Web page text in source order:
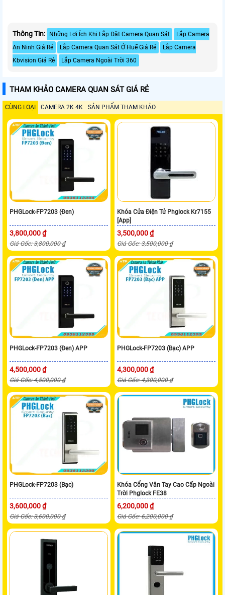
Thông Tin: Những Lợi Ích Khi Lắp Đặt Camera Quan Sát
Lắp Camera
An Ninh Giá Rẻ
Lắp Camera Quan Sát Ở Huế Giá Rẻ
Lắp Camera
Kbvision Giá Rẻ
Lắp Camera Ngoài Trời 360
THAM KHẢO CAMERA QUAN SÁT GIÁ RẺ
CÙNG LOẠI CAMERA 2K 4K SẢN PHẨM THAM KHẢO
PHGLock-FP7203 (Đen)
3,800,000 ₫
Giá Gốc: 3,800,000 ₫
Khóa Cửa Điện Tử Phglock Kr7155
[App]
3,500,000 ₫
Giá Gốc: 3,500,000 ₫
PHGLock-FP7203 (Đen) APP
4,500,000 ₫
Giá Gốc: 4,500,000 ₫
PHGLock-FP7203 (Bạc) APP
4,300,000 ₫
Giá Gốc: 4,300,000 ₫
PHGLock-FP7203 (Bạc)
3,600,000 ₫
Giá Gốc: 3,600,000 ₫
Khóa Cổng Vân Tay Cao Cấp Ngoài
Trời Phglock FE38
6,200,000 ₫
Giá Gốc: 6,200,000 ₫